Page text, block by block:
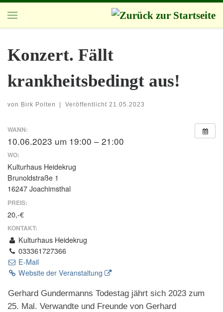
Zum Inhalt springen
Konzert. Fällt
krankheitsbedingt aus!
von Birk Polten | Veröffentlicht 21.05.2023
WANN:
10.06.2023 um 19:00 – 21:00
WO:
Kulturhaus Heidekrug
Brunoldstraße 1
16247 Joachimsthal
PREIS:
20,-€
KONTAKT:
Kulturhaus Heidekrug
033361727366
E-Mail
Website der Veranstaltung
Gerhard Gundermanns Todestag jährt sich 2023 zum
25. Mal. Verwandte und Freunde von Gerhard